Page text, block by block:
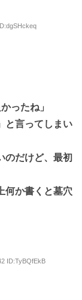
ったね」
と言ってしまい
のだけど、最初
何か書くと墓穴
ID:TyBQfEkB